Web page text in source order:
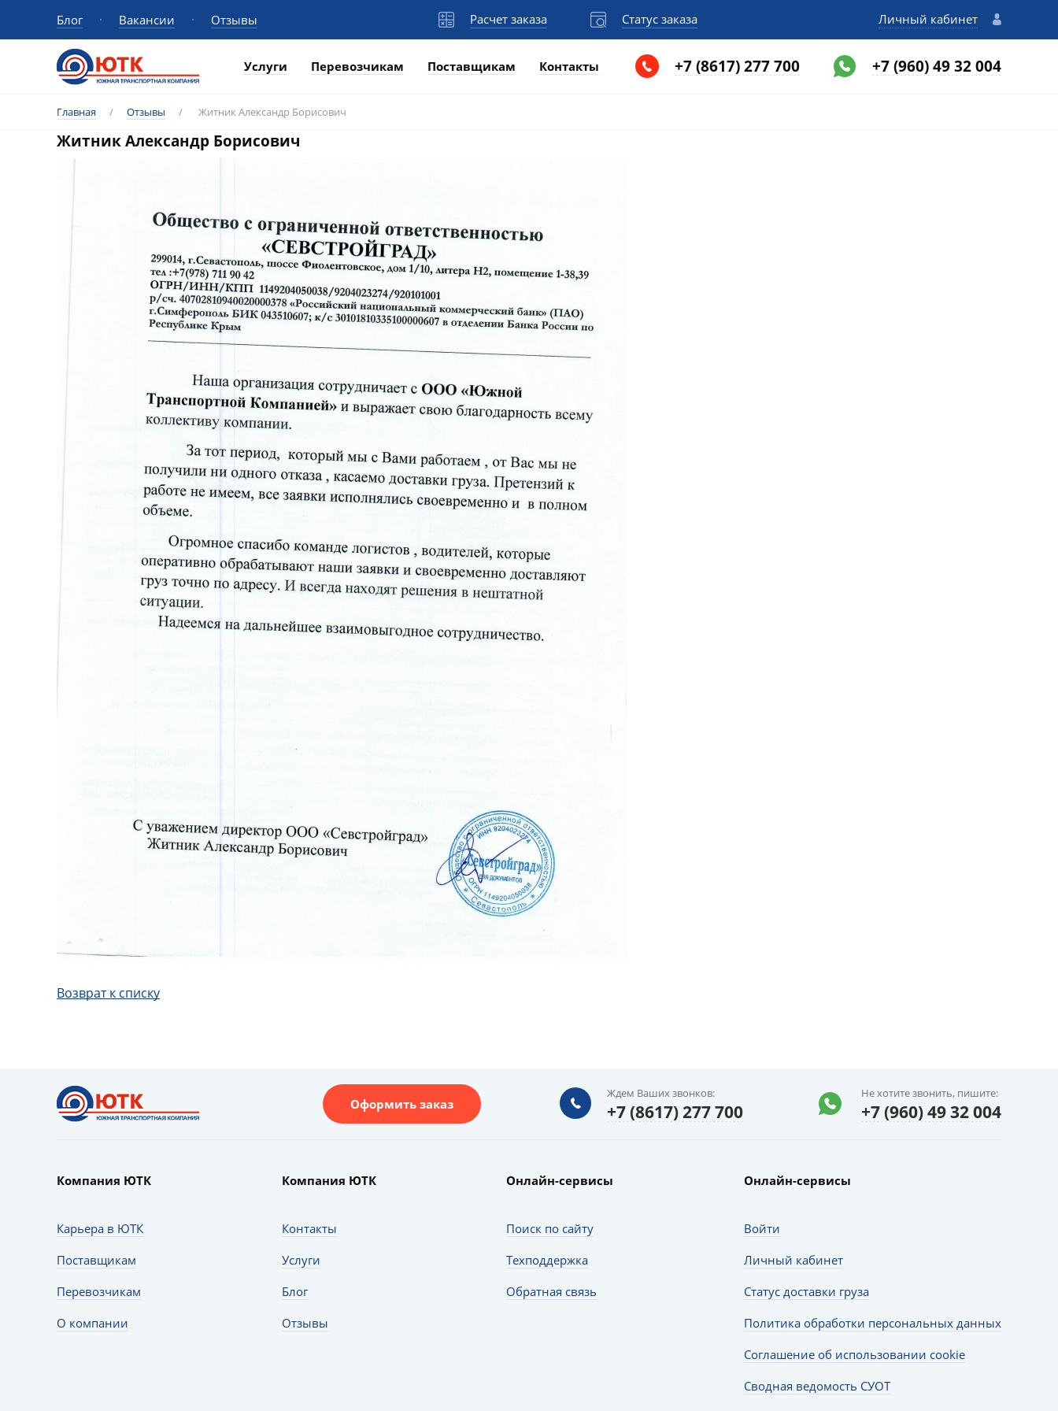
Блог Вакансии Отзывы Расчет заказа Статус заказа Личный кабинет
Услуги Перевозчикам Поставщикам Контакты +7 (8617) 277 700 +7 (960) 49 32 004
Главная / Отзывы / Житник Александр Борисович
Житник Александр Борисович
Возврат к списку
Оформить заказ
Ждем Ваших звонков:
+7 (8617) 277 700
Не хотите звонить, пишите:
+7 (960) 49 32 004
Компания ЮТК
Карьера в ЮТК
Поставщикам
Перевозчикам
О компании
Компания ЮТК
Контакты
Услуги
Блог
Отзывы
Онлайн-сервисы
Поиск по сайту
Техподдержка
Обратная связь
Онлайн-сервисы
Войти
Личный кабинет
Статус доставки груза
Политика обработки персональных данных
Соглашение об использовании cookie
Сводная ведомость СУОТ